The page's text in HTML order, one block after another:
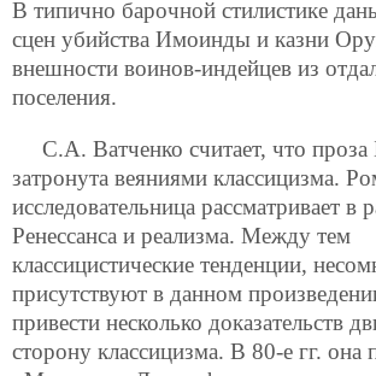
В типично барочной стилистике
сцен убийства Имоинды и казни
внешности воинов-индейцев из
поселения.
С.А. Ватченко считает, что проза
затронута веяниями классицизма.
исследовательница рассматривает в
Ренессанса и реализма. Между тем
классицистические тенденции,
присутствуют в данном
привести несколько доказательств
сторону классицизма. В 80-е гг. она